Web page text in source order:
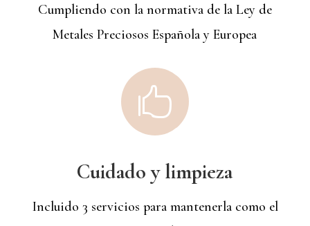
Cumpliendo con la normativa de la Ley de
Metales Preciosos Española y Europea

Cuidado y limpieza
Incluido 3 servicios para mantenerla como el